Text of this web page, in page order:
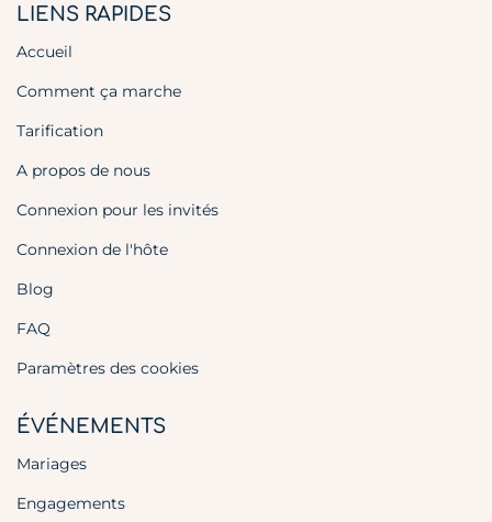
LIENS RAPIDES
Accueil
Comment ça marche
Tarification
A propos de nous
Connexion pour les invités
Connexion de l'hôte
Blog
FAQ
Paramètres des cookies
ÉVÉNEMENTS
Mariages
Engagements